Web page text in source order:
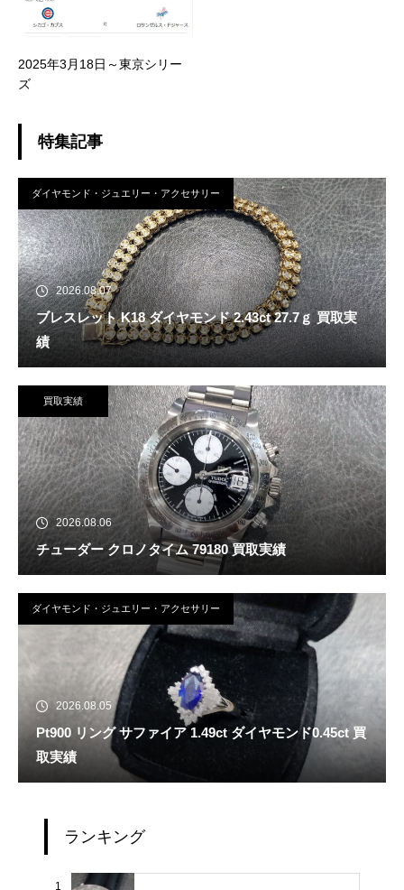
2025年3月18日～東京シリー
ズ
特集記事
ダイヤモンド・ジュエリー・アクセサリー
2026.08.07
ブレスレット K18 ダイヤモンド 2.43ct 27.7ｇ 買取実
績
買取実績
2026.08.06
チューダー クロノタイム 79180 買取実績
ダイヤモンド・ジュエリー・アクセサリー
2026.08.05
Pt900 リング サファイア 1.49ct ダイヤモンド0.45ct 買
取実績
ランキング
1